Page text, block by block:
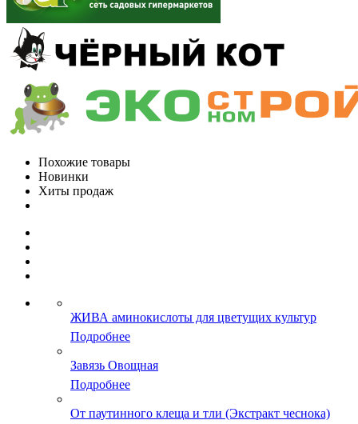
Похожие товары
Новинки
Хиты продаж
ЖИВА аминокислоты для цветущих культур
Подробнее
Завязь Овощная
Подробнее
От паутинного клеща и тли (Экстракт чеснока)